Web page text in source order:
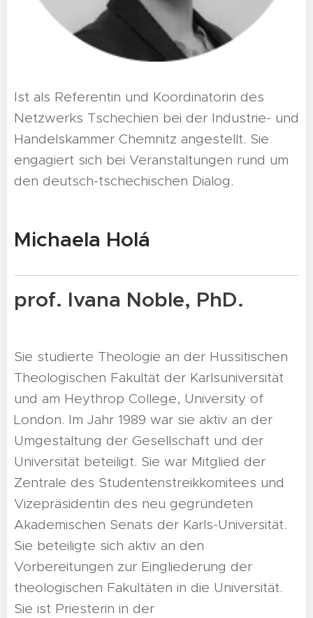
Ist als Referentin und Koordinatorin des
Netzwerks Tschechien bei der Industrie- und
Handelskammer Chemnitz angestellt. Sie
engagiert sich bei Veranstaltungen rund um
den deutsch-tschechischen Dialog.
Michaela Holá
prof. Ivana Noble, PhD.
Sie studierte Theologie an der Hussitischen
Theologischen Fakultät der Karlsuniversität
und am Heythrop College, University of
London. Im Jahr 1989 war sie aktiv an der
Umgestaltung der Gesellschaft und der
Universität beteiligt. Sie war Mitglied der
Zentrale des Studentenstreikkomitees und
Vizepräsidentin des neu gegründeten
Akademischen Senats der Karls-Universität.
Sie beteiligte sich aktiv an den
Vorbereitungen zur Eingliederung der
theologischen Fakultäten in die Universität.
Sie ist Priesterin in der